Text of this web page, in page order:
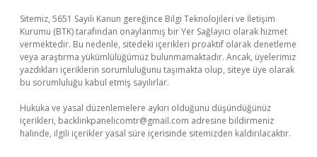
Sitemiz, 5651 Sayılı Kanun gereğince Bilgi Teknolojileri ve İletişim
Kurumu (BTK) tarafından onaylanmış bir Yer Sağlayıcı olarak hizmet
vermektedir. Bu nedenle, sitedeki içerikleri proaktif olarak denetleme
veya araştırma yükümlülüğümüz bulunmamaktadır. Ancak, üyelerimiz
yazdıkları içeriklerin sorumluluğunu taşımakta olup, siteye üye olarak
bu sorumluluğu kabul etmiş sayılırlar.
Hukuka ve yasal düzenlemelere aykırı olduğunu düşündüğünüz
içerikleri, backlinkpanelicomtr@gmail.com adresine bildirmeniz
halinde, ilgili içerikler yasal süre içerisinde sitemizden kaldırılacaktır.